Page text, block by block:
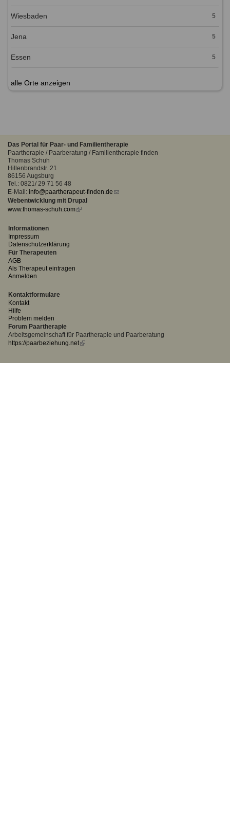
Wiesbaden 5
Jena 5
Essen 5
alle Orte anzeigen
Das Portal für Paar- und Familientherapie
Paartherapie / Paarberatung / Familientherapie finden
Thomas Schuh
Hillenbrandstr. 21
86156 Augsburg
Tel.: 0821/ 29 71 56 48
E-Mail: info@paartherapeut-finden.de (link
Webentwicklung mit Drupal
www.thomas-schuh.com(link
Informationen
Impressum
Datenschutzerklärung
Für Therapeuten
AGB
Als Therapeut eintragen
Anmelden
Kontaktformulare
Kontakt
Hilfe
Problem melden
Forum Paartherapie
Arbeitsgemeinschaft für Paartherapie und Paarberatung
https://paarbeziehung.net(link